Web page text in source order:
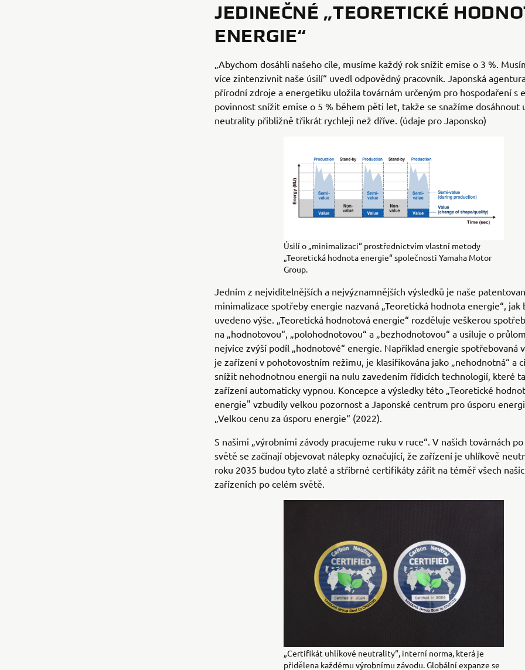
JEDINEČNÉ „TEORETICKÉ
ENERGIE“
„Abychom dosáhli našeho cíle, musíme každý rok snížit emise o 3 %.
více zintenzivnit naše úsilí“ uvedl odpovědný pracovník. Japonská
přírodní zdroje a energetiku uložila továrnám určeným pro hospodaření s
povinnost snížit emise o 5 % během pěti let, takže se snažíme dosáhnout
neutrality přibližně třikrát rychleji než dříve. (údaje pro Japonsko)
Úsilí o „minimalizaci“ prostřednictvím vlastní metody
„Teoretická hodnota energie“ společnosti Yamaha Motor
Group.
Jedním z nejviditelnějších a nejvýznamnějších výsledků je naše
minimalizace spotřeby energie nazvaná „Teoretická hodnota energie“, jak
uvedeno výše. „Teoretická hodnotová energie“ rozděluje veškerou
na „hodnotovou“, „polohodnotovou“ a „bezhodnotovou“ a usiluje o
nejvíce zvýší podíl „hodnotové“ energie. Například energie spotřebovaná
je zařízení v pohotovostním režimu, je klasifikována jako „nehodnotná“ a
snížit nehodnotnou energii na nulu zavedením řídicích technologií, které
zařízení automaticky vypnou. Koncepce a výsledky této „Teoretické
energie" vzbudily velkou pozornost a Japonské centrum pro úsporu
„Velkou cenu za úsporu energie“ (2022).
S našimi „výrobními závody pracujeme ruku v ruce“. V našich továrnách
světě se začínají objevovat nálepky označující, že zařízení je uhlíkově
roku 2035 budou tyto zlaté a stříbrné certifikáty zářit na téměř všech
zařízeních po celém světě.
„Certifikát uhlíkové neutrality“, interní norma, která je
přidělena každému výrobnímu závodu. Globální expanze se